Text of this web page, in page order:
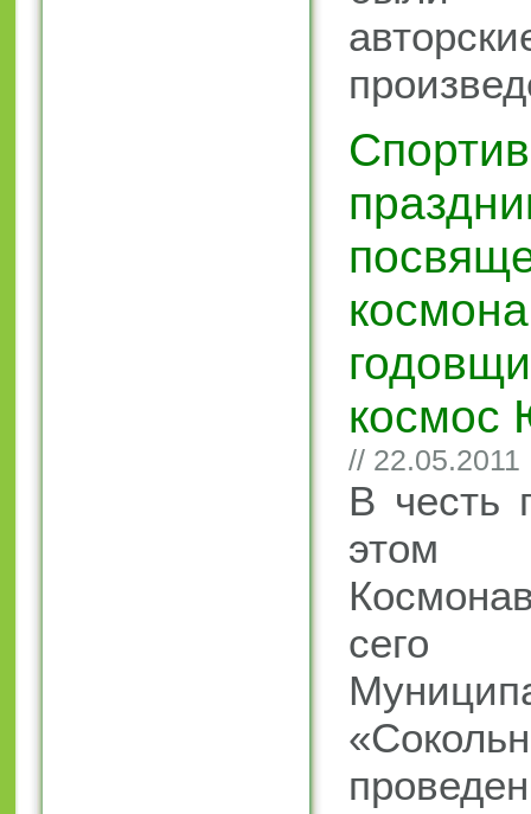
космос
// 22.05.2011
В честь
этом